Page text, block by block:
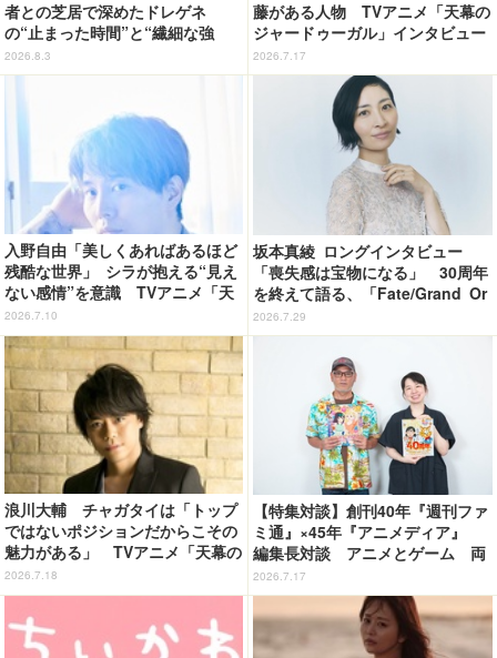
者との芝居で深めたドレゲネ
の“止まった時間”と“繊細な強
さ” TVアニメ「天幕のジャード
ゥーガル」インタビュー（９）
2026.8.3
藤がある人物 TVアニメ「天幕の
ジャードゥーガル」インタビュー
（６）
2026.7.17
入野自由「美しくあればあるほど
残酷な世界」 シラが抱える“見え
ない感情”を意識 TVアニメ「天
幕のジャードゥーガル」インタビ
ュー（４）
2026.7.10
坂本真綾 ロングインタビュー
「喪失感は宝物になる」 30周年
を終えて語る、「Fate/Grand Or
der」11年の軌跡とベストアルバ
ム「余韻」
2026.7.29
浪川大輔 チャガタイは「トップ
ではないポジションだからこその
魅力がある」 TVアニメ「天幕の
ジャードゥーガル」インタビュー
（７）
2026.7.18
【特集対談】創刊40年『週刊ファ
ミ通』×45年『アニメディア』
編集長対談 アニメとゲーム 両
誌の歩みが語る“雑誌の今”
2026.7.17